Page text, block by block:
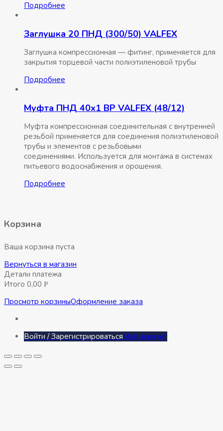
Подробнее
Заглушка 20 ПНД (300/50) VALFEX
Заглушка компрессионная — фитинг, применяется для
закрытия торцевой части полиэтиленовой трубы
Подробнее
Муфта ПНД 40х1 ВР VALFEX (48/12)
Муфта компрессионная соединительная c внутренней
резьбой применяется для соединения полиэтиленовой
трубы и элементов с резьбовыми
соединениями. Используется для монтажа в системах
питьевого водоснабжения и орошения.
Подробнее
Корзина
Ваша корзина пуста
Вернуться в магазин
Детали платежа
Итого 0,00 Р
Просмотр корзиныОформление заказа
Войти / ЗарегистрироватьсяМой аккаунт